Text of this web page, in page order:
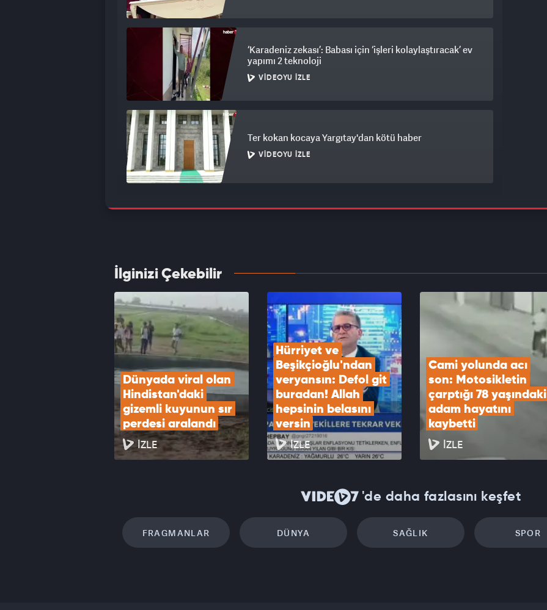
‘Karadeniz zekası’: Babası için ‘işleri kolaylaştıracak’ ev
yapımı 2 teknoloji
VIDEOYU İZLE
Ter kokan kocaya Yargıtay'dan kötü haber
VIDEOYU İZLE
Mekke Anlaşması'na yeni üye mi? Cumhurbaşkanı
Yardımcısı Yılmaz cevap verdi
VIDEOYU İZLE
İlginizi Çekebilir
Dünyada viral olan
Hindistan'daki
gizemli kuyunun sır
perdesi aralandı
İZLE
Hürriyet ve
Beşikçioğlu'ndan
veryansın: Defol git
buradan! Allah
hepsinin belasını
versin
İZLE
Cami yolunda acı
son: Motosikletin
çarptığı 78 yaşındaki
adam hayatını
kaybetti
İZLE
'de daha fazlasını keşfet
FRAGMANLAR DÜNYA SAĞLIK SPOR